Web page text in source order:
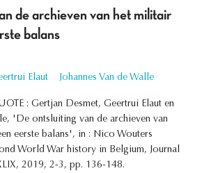
de archieven van het militair
balans
Elaut Johannes Van de Walle
: Gertjan Desmet, Geertrui Elaut en
'De ontsluiting van de archieven van
eerste balans', in : Nico Wouters
World War history in Belgium, Journal
2019, 2-3, pp. 136-148.